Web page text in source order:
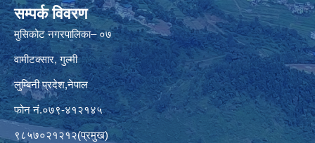
सम्पर्क विवरण
मुसिकोट नगरपालिका– ०७
वामीटक्सार, गुल्मी
लुम्बिनी प्रदेश,नेपाल
फोन नं.०७९-४१२१४५
९८५७०२१२१२(प्रमुख)